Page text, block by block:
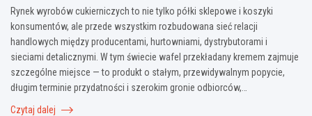
Rynek wyrobów cukierniczych to nie tylko półki sklepowe i koszyki
konsumentów, ale przede wszystkim rozbudowana sieć relacji
handlowych między producentami, hurtowniami, dystrybutorami i
sieciami detalicznymi. W tym świecie wafel przekładany kremem zajmuje
szczególne miejsce — to produkt o stałym, przewidywalnym popycie,
długim terminie przydatności i szerokim gronie odbiorców,…
Czytaj dalej